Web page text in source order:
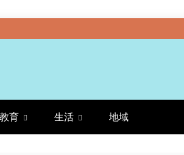
教育 生活 地域